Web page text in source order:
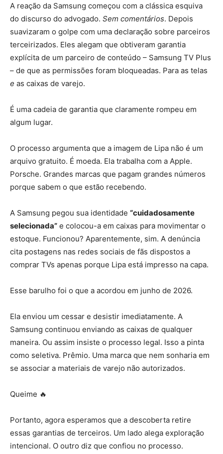
A reação da Samsung começou com a clássica esquiva
do discurso do advogado. Sem comentários. Depois
suavizaram o golpe com uma declaração sobre parceiros
terceirizados. Eles alegam que obtiveram garantia
explícita de um parceiro de conteúdo – Samsung TV Plus
– de que as permissões foram bloqueadas. Para as telas
e as caixas de varejo.
É uma cadeia de garantia que claramente rompeu em
algum lugar.
O processo argumenta que a imagem de Lipa não é um
arquivo gratuito. É moeda. Ela trabalha com a Apple.
Porsche. Grandes marcas que pagam grandes números
porque sabem o que estão recebendo.
A Samsung pegou sua identidade “cuidadosamente
selecionada” e colocou-a em caixas para movimentar o
estoque. Funcionou? Aparentemente, sim. A denúncia
cita postagens nas redes sociais de fãs dispostos a
comprar TVs apenas porque Lipa está impresso na capa.
Esse barulho foi o que a acordou em junho de 2026.
Ela enviou um cessar e desistir imediatamente. A
Samsung continuou enviando as caixas de qualquer
maneira. Ou assim insiste o processo legal. Isso a pinta
como seletiva. Prêmio. Uma marca que nem sonharia em
se associar a materiais de varejo não autorizados.
Queime 🔥
Portanto, agora esperamos que a descoberta retire
essas garantias de terceiros. Um lado alega exploração
intencional. O outro diz que confiou no processo.